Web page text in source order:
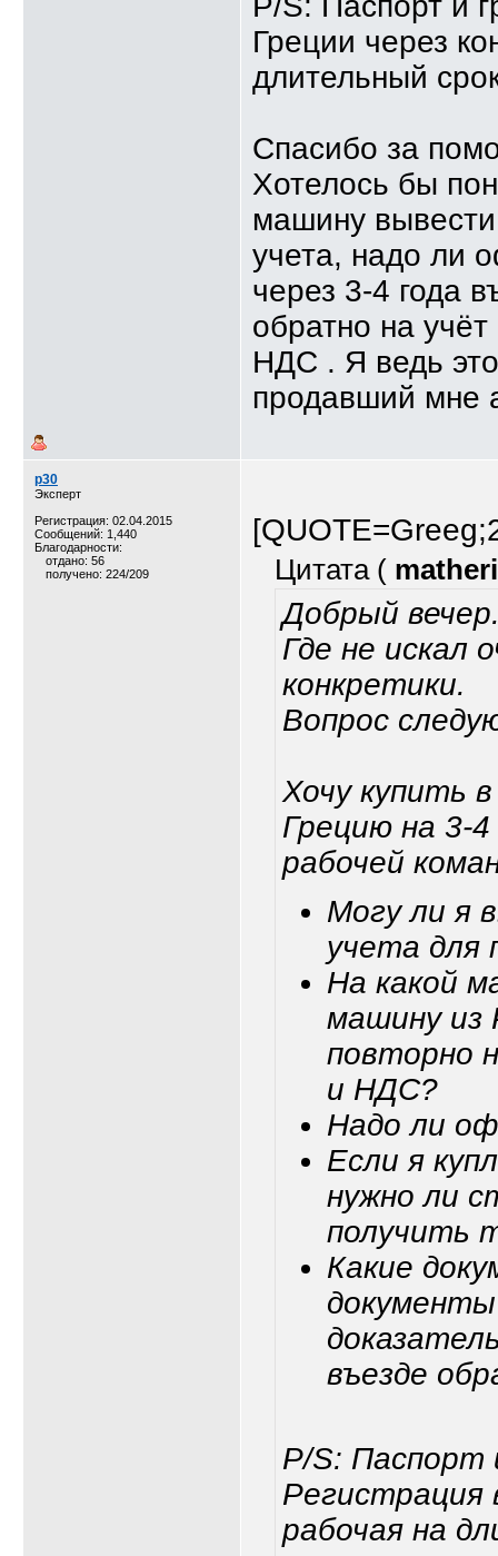
Греции через
длительный
Спасибо за
Хотелось бы
машину
учета, надо ли
через 3-4 года
обратно на
НДС . Я ведь
продавший мне
p30
Эксперт
Регистрация: 02.04.2015
Сообщений: 1,440
Благодарности:
отдано: 56
получено: 224/209
Цитата (
Добрый
Где не искал
конкретики.
Вопрос
Хочу купить
Грецию на 3-4
рабочей
Могу ли я
учета для
На какой
машину из
повторно
и НДС?
Надо ли
Если я
нужно ли
получить
Какие
въезде
P/S: Паспорт
Регистрация
рабочая на